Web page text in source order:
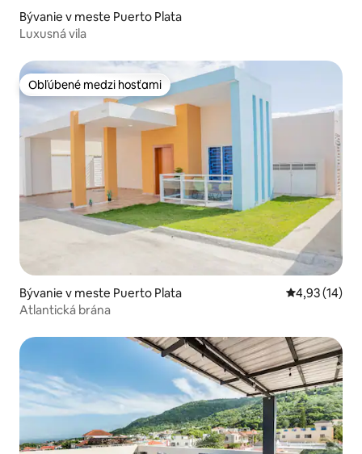
Bývanie v meste Puerto Plata
Luxusná vila
Obľúbené medzi hosťami
Obľúbené medzi hosťami
Bývanie v meste Puerto Plata Priemerné
4,93 (14)
Atlantická brána